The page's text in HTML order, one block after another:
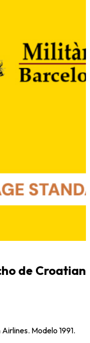
de Croatian
Modelo 1991.